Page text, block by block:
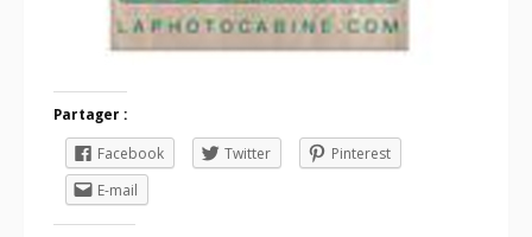
Partager :
Facebook Twitter
Pinterest
E-mail